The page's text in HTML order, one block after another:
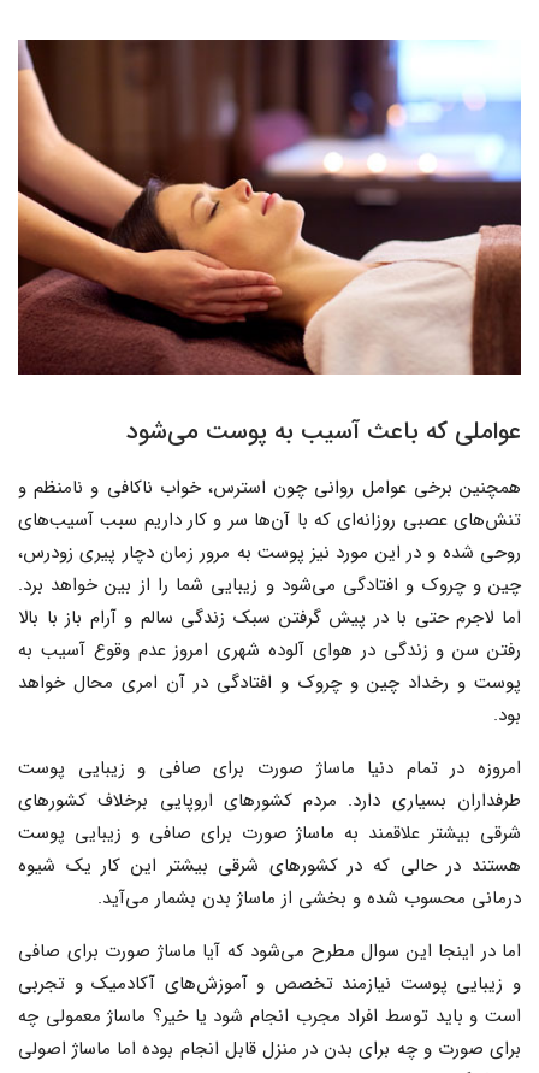
عواملی که باعث آسیب به پوست می‌شود
همچنین برخی عوامل روانی چون استرس، خواب ناکافی و نامنظم و
تنش‌های عصبی روزانه‌ای که با آن‌ها سر و کار داریم سبب آسیب‌های
روحی شده و در این مورد نیز پوست به مرور زمان دچار پیری زودرس،
چین و چروک و افتادگی می‌شود و زیبایی شما را از بین خواهد برد.
اما لاجرم حتی با در پیش گرفتن سبک زندگی سالم و آرام باز با بالا
رفتن سن و زندگی در هوای آلوده شهری امروز عدم وقوع آسیب به
پوست و رخداد چین و چروک و افتادگی در آن امری محال خواهد
بود.
امروزه در تمام دنیا ماساژ صورت برای صافی و زیبایی پوست
طرفداران بسیاری دارد. مردم کشورهای اروپایی برخلاف کشورهای
شرقی بیشتر علاقمند به ماساژ صورت برای صافی و زیبایی پوست
هستند در حالی که در کشورهای شرقی بیشتر این کار یک شیوه
درمانی محسوب شده و بخشی از ماساژ بدن بشمار می‌آید.
اما در اینجا این سوال مطرح می‌شود که آیا ماساژ صورت برای صافی
و زیبایی پوست نیازمند تخصص و آموزش‌های آکادمیک و تجربی
است و باید توسط افراد مجرب انجام شود یا خیر؟ ماساژ معمولی چه
برای صورت و چه برای بدن در منزل قابل انجام بوده اما ماساژ اصولی